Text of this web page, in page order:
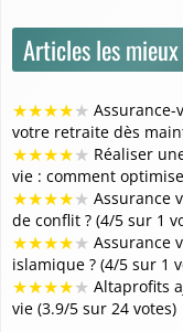
Articles les
★★★★★
votre retraite dès
★★★★★ Réaliser
vie : comment
★★★★★ Assurance
de conflit ? (4/5 sur 1
★★★★★ Assurance
islamique ? (4/5 sur 1
★★★★★ Altaprofits
vie (3.9/5 sur 24 votes)